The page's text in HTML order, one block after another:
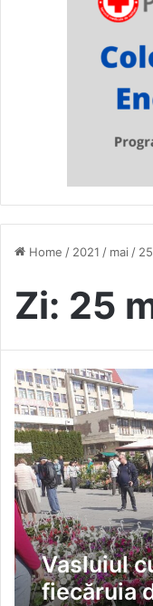
Home / 2021 / mai / 25
Zi: 25
Vasluiul
fiecăruia